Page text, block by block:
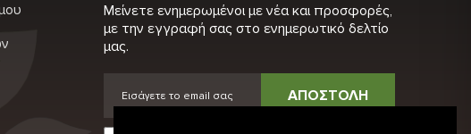
Μείνετε ενημερωμένοι με νέα και προσφορές,
με την εγγραφή σας στο ενημερωτικό δελτίο
μας.
ΑΠΟΣΤΟΛΗ